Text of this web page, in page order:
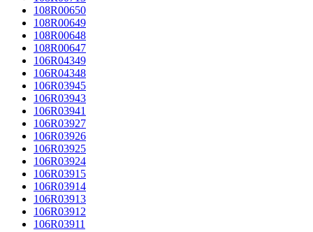
108R00650
108R00649
108R00648
108R00647
106R04349
106R04348
106R03945
106R03943
106R03941
106R03927
106R03926
106R03925
106R03924
106R03915
106R03914
106R03913
106R03912
106R03911